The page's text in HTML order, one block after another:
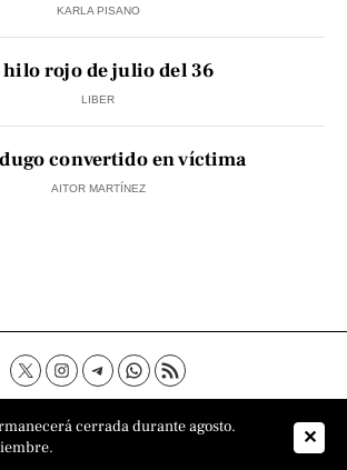
KARLA PISANO
hilo rojo de julio del 36
LIBER
convertido en víctima
AITOR MARTÍNEZ
Aviso Legal
Política de privacidad
de cookies
Sobre nosotros
cerrada durante agosto.
✕